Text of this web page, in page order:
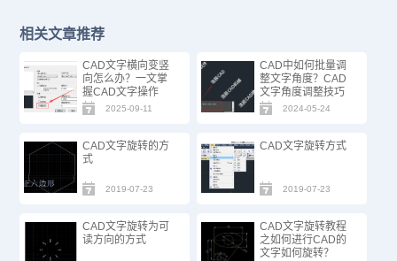
相关文章推荐
CAD文字横向变竖
向怎么办？一文掌
握CAD文字操作
2025-09-11
CAD中如何批量调
整文字角度？CAD
文字角度调整技巧
2024-05-24
CAD文字旋转的方
式
2019-07-23
CAD文字旋转方式
2019-07-23
CAD文字旋转为可
读方向的方式
CAD文字旋转教程
之如何进行CAD的
文字如何旋转？